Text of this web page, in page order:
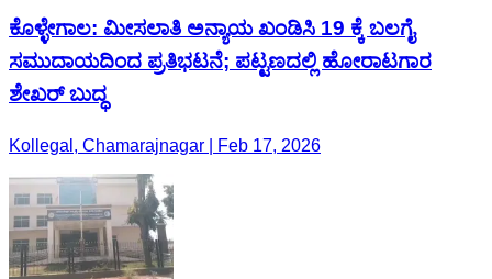
ಕೊಳ್ಳೇಗಾಲ: ಮೀಸಲಾತಿ ಅನ್ಯಾಯ ಖಂಡಿಸಿ 19 ಕ್ಕೆ ಬಲಗೈ
ಸಮುದಾಯದಿಂದ ಪ್ರತಿಭಟನೆ; ಪಟ್ಟಣದಲ್ಲಿ ಹೋರಾಟಗಾರ
ಶೇಖರ್ ಬುದ್ಧ
Kollegal, Chamarajnagar | Feb 17, 2026